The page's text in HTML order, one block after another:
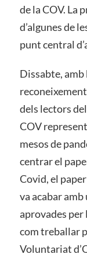
de la COV. La
d’algunes de
punt central
Dissabte, amb
reconeixement
dels lectors
COV
mesos de
centrar el
Covid, el
va acabar
aprovades per
com treballar
Voluntariat